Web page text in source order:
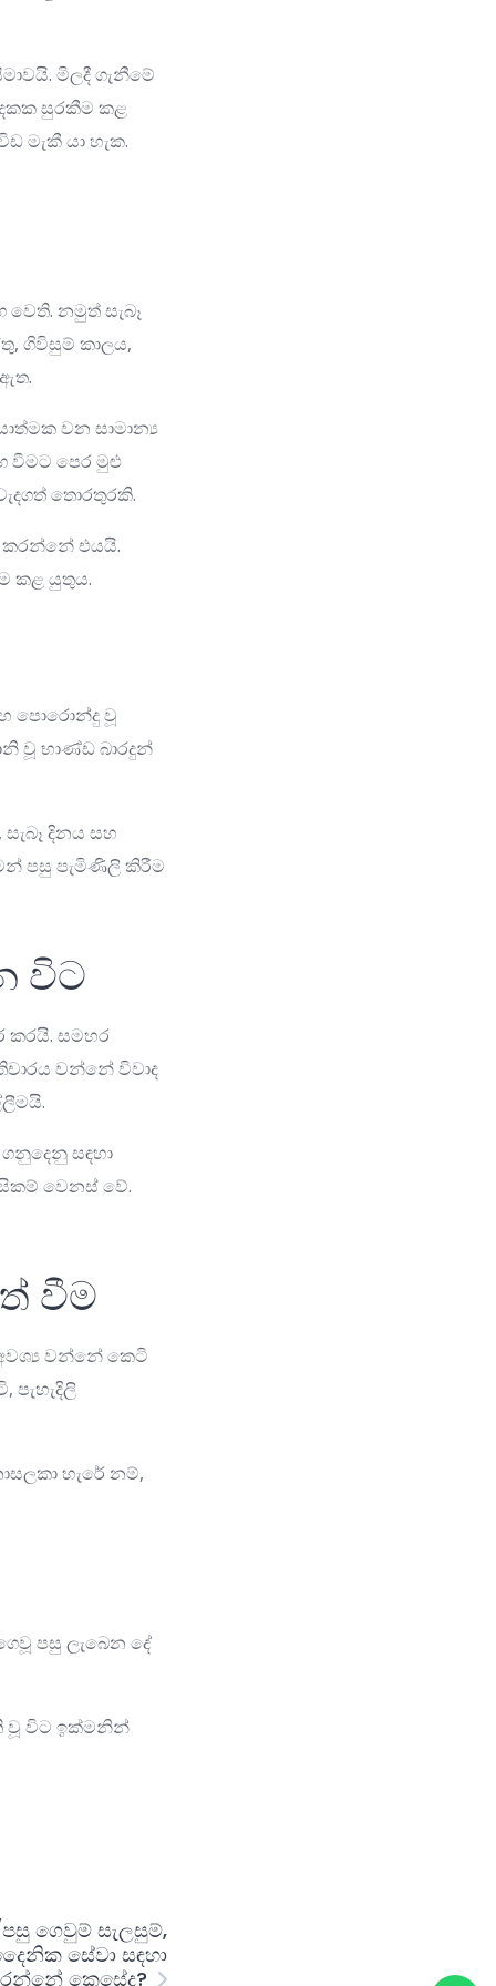
මිලදී ගැනීමේ
සුරකීම කළ
මැකී යා හැක.
නමුත් සැබෑ
ගිවිසුම් කාලය,
වන සාමාන්‍ය
වීමට පෙර මුළු
තොරතුරකි.
එයයි.
කළ යුතුය.
පොරොන්දු වූ
වූ භාණ්ඩ බාරදුන්
දිනය සහ
පසු පැමිණිලි කිරීම
විට
කරයි. සමහර
වන්නේ විවාද
සඳහා
වෙනස් වේ.
වීම
වන්නේ කෙටි
හැරේ නම්,
පසු ලැබෙන දේ
වූ විට ඉක්මනින්
ගෙවුම් සැලසුම්,
සේවා සඳහා
කෙසේද?